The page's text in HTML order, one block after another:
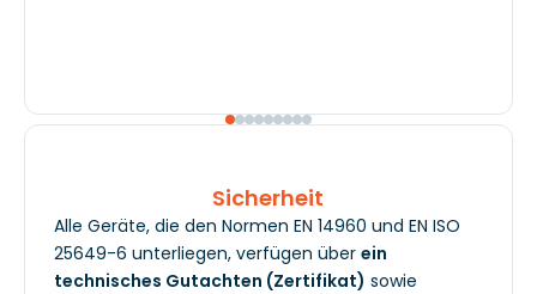
Sicherheit
Alle Geräte, die den Normen EN 14960 und EN ISO
25649-6 unterliegen, verfügen über ein
technisches Gutachten (Zertifikat) sowie